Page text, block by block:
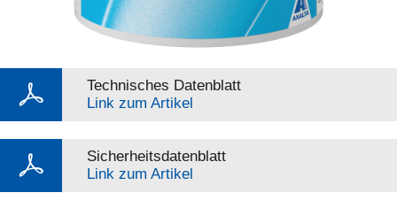
Technisches Datenblatt
Link zum Artikel
Sicherheitsdatenblatt
Link zum Artikel